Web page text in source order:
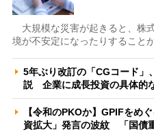
大規模な災害が起きると、株
境が不安定になったりすること
5年ぶり改訂の「CGコード」
説 企業に成長投資の具体的
【令和のPKOか】GPIFをめ
資拡大」発言の波紋 「国債